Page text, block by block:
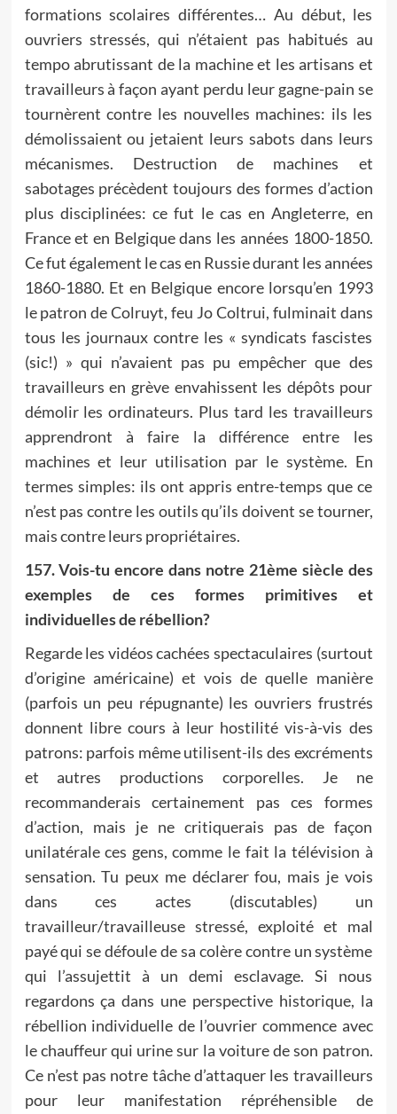
formations scolaires différentes… Au début, les
ouvriers stressés, qui n’étaient pas habitués au
tempo abrutissant de la machine et les artisans et
travailleurs à façon ayant perdu leur gagne-pain se
tournèrent contre les nouvelles machines: ils les
démolissaient ou jetaient leurs sabots dans leurs
mécanismes. Destruction de machines et
sabotages précèdent toujours des formes d’action
plus disciplinées: ce fut le cas en Angleterre, en
France et en Belgique dans les années 1800-1850.
Ce fut également le cas en Russie durant les années
1860-1880. Et en Belgique encore lorsqu’en 1993
le patron de Colruyt, feu Jo Coltrui, fulminait dans
tous les journaux contre les « syndicats fascistes
(sic!) » qui n’avaient pas pu empêcher que des
travailleurs en grève envahissent les dépôts pour
démolir les ordinateurs. Plus tard les travailleurs
apprendront à faire la différence entre les
machines et leur utilisation par le système. En
termes simples: ils ont appris entre-temps que ce
n’est pas contre les outils qu’ils doivent se tourner,
mais contre leurs propriétaires.
157. Vois-tu encore dans notre 21ème siècle des
exemples de ces formes primitives et
individuelles de rébellion?
Regarde les vidéos cachées spectaculaires (surtout
d’origine américaine) et vois de quelle manière
(parfois un peu répugnante) les ouvriers frustrés
donnent libre cours à leur hostilité vis-à-vis des
patrons: parfois même utilisent-ils des excréments
et autres productions corporelles. Je ne
recommanderais certainement pas ces formes
d’action, mais je ne critiquerais pas de façon
unilatérale ces gens, comme le fait la télévision à
sensation. Tu peux me déclarer fou, mais je vois
dans ces actes (discutables) un
travailleur/travailleuse stressé, exploité et mal
payé qui se défoule de sa colère contre un système
qui l’assujettit à un demi esclavage. Si nous
regardons ça dans une perspective historique, la
rébellion individuelle de l’ouvrier commence avec
le chauffeur qui urine sur la voiture de son patron.
Ce n’est pas notre tâche d’attaquer les travailleurs
pour leur manifestation répréhensible de